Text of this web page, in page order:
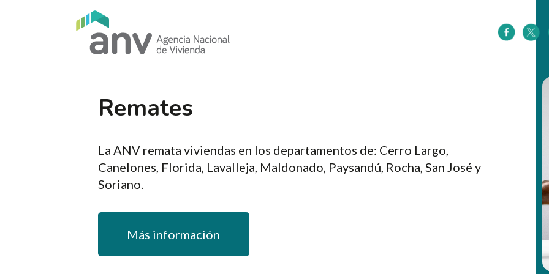
Remates
La ANV remata viviendas en los departamentos de: Cerro Largo,
Canelones, Florida, Lavalleja, Maldonado, Paysandú, Rocha, San José y
Soriano.
Más información